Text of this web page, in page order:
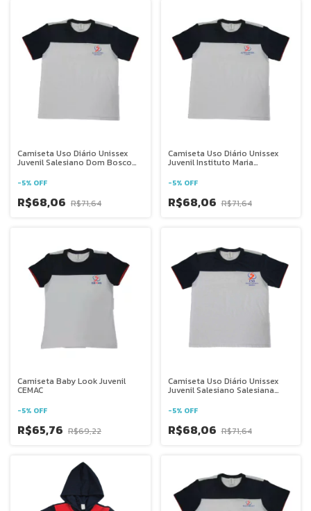
Camiseta Uso Diário Unissex
Juvenil Salesiano Dom Bosco
-5% OFF
R$68,06 R$71,64
Camiseta Uso Diário Unissex
Juvenil Instituto Maria
-5% OFF
R$68,06 R$71,64
Camiseta Baby Look Juvenil
CEMAC
-5% OFF
R$65,76 R$69,22
Camiseta Uso Diário Unissex
Juvenil Salesiano Salesiana
-5% OFF
R$68,06 R$71,64